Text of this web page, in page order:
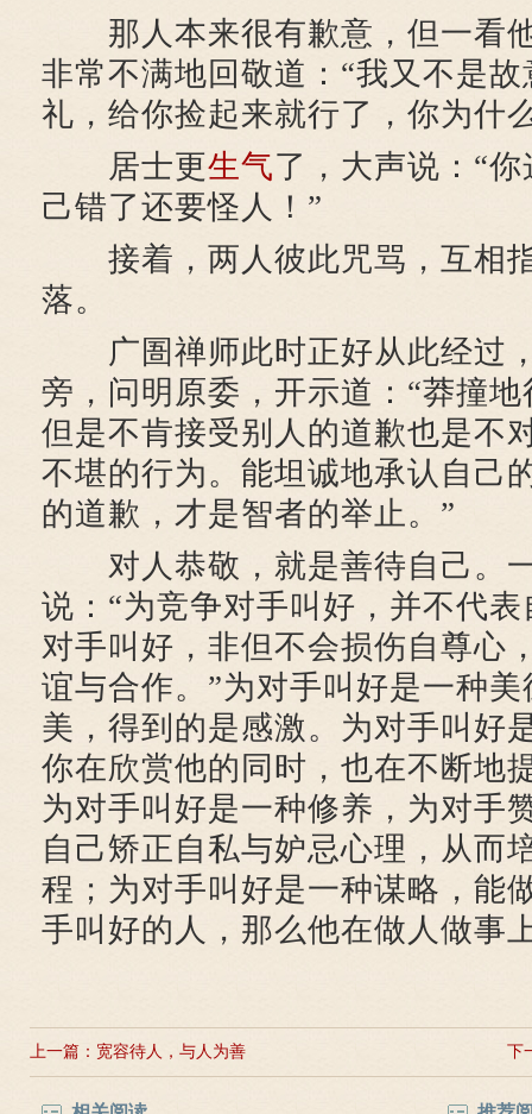
那人本来很有歉意，但一看
非常不满地回敬道：“我又不是
礼，给你捡起来就行了，你为什
居士更生气了，大声说：“
己错了还要怪人！”
接着，两人彼此咒骂，互相
落。
广圄禅师此时正好从此经过
旁，问明原委，开示道：“莽撞
但是不肯接受别人的道歉也是不
不堪的行为。能坦诚地承认自己
的道歉，才是智者的举止。”
对人恭敬，就是善待自己。
说：“为竞争对手叫好，并不代
对手叫好，非但不会损伤自尊心
谊与合作。”为对手叫好是一种
美，得到的是感激。为对手叫好
你在欣赏他的同时，也在不断地
为对手叫好是一种修养，为对手
自己矫正自私与妒忌心理，从而
程；为对手叫好是一种谋略，能
手叫好的人，那么他在做人做事
上一篇： 宽容待人，与人为善 下